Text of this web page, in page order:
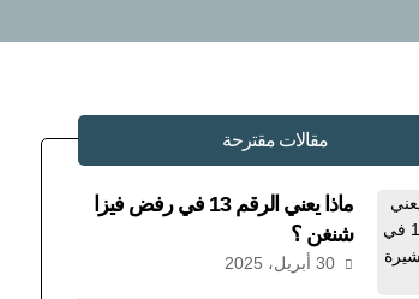
مقالات مقترحة
ماذا يعني الرقم 13 في رفض فيزا
شنغن ؟
30 أبريل، 2025